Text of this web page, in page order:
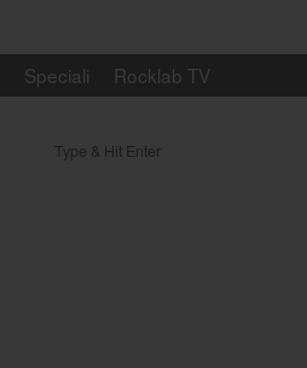
Speciali Rocklab TV